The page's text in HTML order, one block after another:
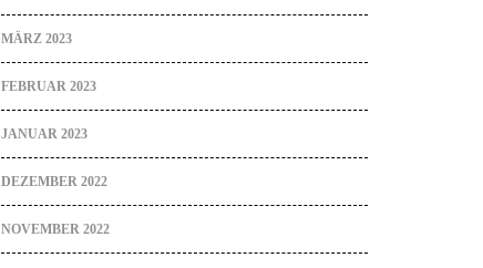
MÄRZ 2023
FEBRUAR 2023
JANUAR 2023
DEZEMBER 2022
NOVEMBER 2022